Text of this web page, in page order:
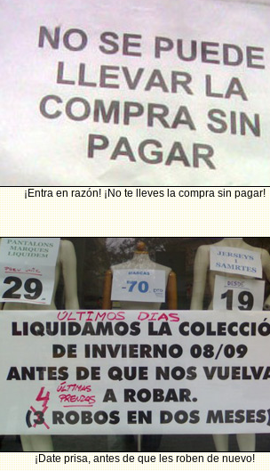
¡Entra en razón! ¡No te lleves la compra sin pagar!
¡Date prisa, antes de que les roben de nuevo!